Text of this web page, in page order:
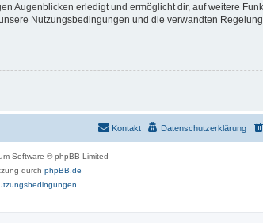
Augenblicken erledigt und ermöglicht dir, auf weitere
Nutzungsbedingungen und die verwandten
Datenschutzerklärung
Kontakt
Software © phpBB Limited
durch phpBB.de